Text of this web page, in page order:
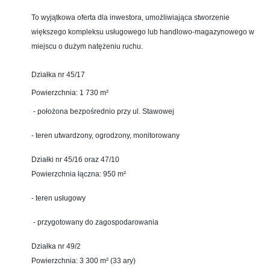
To wyjątkowa oferta dla inwestora, umożliwiająca stworzenie
większego kompleksu usługowego lub handlowo-magazynowego w
miejscu o dużym natężeniu ruchu.
Działka nr 45/17
Powierzchnia: 1 730 m²
- położona bezpośrednio przy ul. Stawowej
- teren utwardzony, ogrodzony, monitorowany
Działki nr 45/16 oraz 47/10
Powierzchnia łączna: 950 m²
- teren usługowy
- przygotowany do zagospodarowania
Działka nr 49/2
Powierzchnia: 3 300 m² (33 ary)